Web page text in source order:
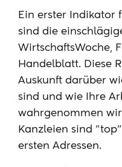
Ein erster Indikator
sind die
WirtschaftsWoche,
Handelblatt. Diese
Auskunft darüber
sind und wie Ihre
wahrgenommen
Kanzleien sind
ersten Adressen.